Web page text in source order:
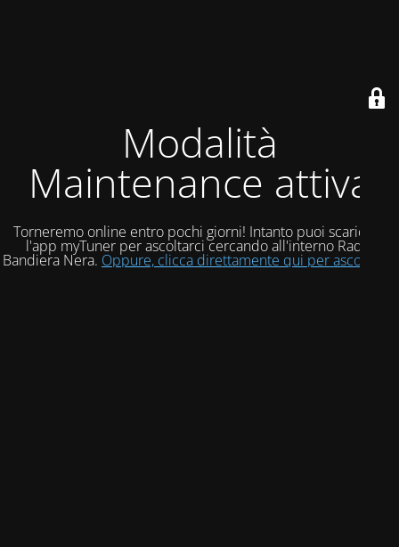
Modalità
Maintenance attiva
Torneremo online entro pochi giorni! Intanto puoi scaricare
l'app myTuner per ascoltarci cercando all'interno Radio
Bandiera Nera. Oppure, clicca direttamente qui per ascoltarci!